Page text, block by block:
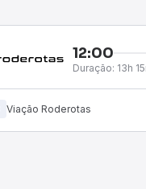
12:00
Duração: 13h
Viação Roderotas